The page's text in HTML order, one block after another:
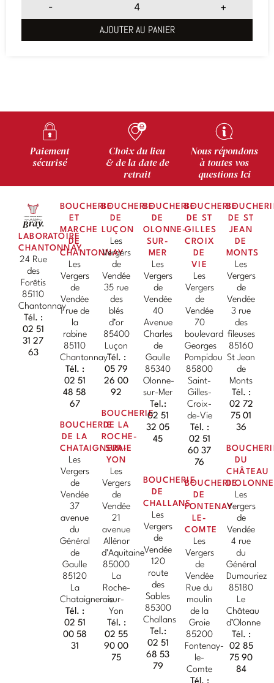
- +
AJOUTER AU PANIER
Paiement
sécurisé
Choix du lieu
& de la date de
retrait
Nous répondons
à toutes vos
questions Ici
LABORATOIRE
CHANTONNAY
24 Rue
des
Forêtis
85110
Chantonnay
Tél. :
02 51
31 27
63
BOUCHERIE
ET
MARCHE
DE
CHANTONNAY
Les
Vergers
de
Vendée
1 rue de
la
rabine
85110
Chantonnay
Tél. :
02 51
48 58
67
BOUCHERIE
DE LA
CHATAIGNERAIE
Les
Vergers
de
Vendée
37
avenue
du
Général
de
Gaulle
85120
La
Chataigneraie
Tél. :
02 51
00 58
31
BOUCHERIE
DE
LUÇON
Les
Vergers
de
Vendée
35 rue
des
blés
d’or
85400
Luçon
Tél. :
05 79
26 00
92
BOUCHERIE
DE LA
ROCHE-
SUR-
YON
Les
Vergers
de
Vendée
21
avenue
Allénor
d’Aquitaine
85000
La
Roche-
sur-
Yon
Tél. :
02 55
90 00
75
BOUCHERIE
DE
OLONNE-
SUR-
MER
Les
Vergers
de
Vendée
40
Avenue
Charles
de
Gaulle
85340
Olonne-
sur-Mer
Tel.:
02 51
32 05
45
BOUCHERIE
DE
CHALLANS
Les
Vergers
de
Vendée
120
route
des
Sables
85300
Challans
Tel.:
02 51
68 53
79
BOUCHERIE
DE ST
GILLES
CROIX
DE
VIE
Les
Vergers
de
Vendée
70
boulevard
Georges
Pompidou
85800
Saint-
Gilles-
Croix-
de-Vie
Tél. :
02 51
60 37
76
BOUCHERIE
DE
FONTENAY-
LE-
COMTE
Les
Vergers
de
Vendée
Rue du
moulin
de la
Groie
85200
Fontenay-
le-
Comte
DE ST
JEAN
DE
MONTS
Les
Vergers
de
Vendée
3 rue
des
fileuses
85160
St Jean
de
Monts
Tél. :
02 72
75 01
36
DU
CHÂTEAU
D'OLONNE
Les
Vergers
de
Vendée
4 rue
du
Général
Dumouriez
85180
Le
Château
d’Olonne
Tél. :
02 85
75 90
84